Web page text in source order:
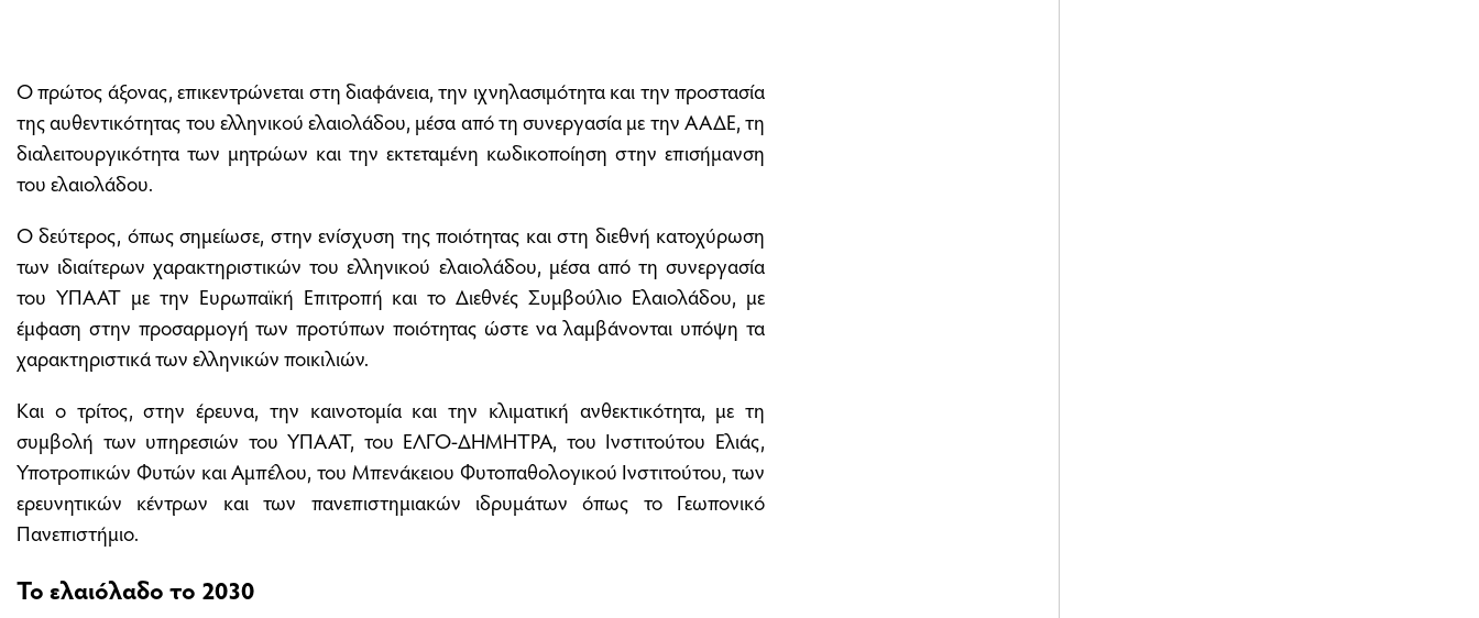
Ο πρώτος άξονας, επικεντρώνεται στη διαφάνεια, την ιχνηλασιμότητα και την προστασία
της αυθεντικότητας του ελληνικού ελαιολάδου, μέσα από τη συνεργασία με την ΑΑΔΕ, τη
διαλειτουργικότητα των μητρώων και την εκτεταμένη κωδικοποίηση στην επισήμανση
του ελαιολάδου.
Ο δεύτερος, όπως σημείωσε, στην ενίσχυση της ποιότητας και στη διεθνή κατοχύρωση
των ιδιαίτερων χαρακτηριστικών του ελληνικού ελαιολάδου, μέσα από τη συνεργασία
του ΥΠΑΑΤ με την Ευρωπαϊκή Επιτροπή και το Διεθνές Συμβούλιο Ελαιολάδου, με
έμφαση στην προσαρμογή των προτύπων ποιότητας ώστε να λαμβάνονται υπόψη τα
χαρακτηριστικά των ελληνικών ποικιλιών.
Και ο τρίτος, στην έρευνα, την καινοτομία και την κλιματική ανθεκτικότητα, με τη
συμβολή των υπηρεσιών του ΥΠΑΑΤ, του ΕΛΓΟ-ΔΗΜΗΤΡΑ, του Ινστιτούτου Ελιάς,
Υποτροπικών Φυτών και Αμπέλου, του Μπενάκειου Φυτοπαθολογικού Ινστιτούτου, των
ερευνητικών κέντρων και των πανεπιστημιακών ιδρυμάτων όπως το Γεωπονικό
Πανεπιστήμιο.
Το ελαιόλαδο το 2030